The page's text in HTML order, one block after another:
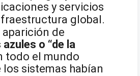
y servicios
global.
de
o “de la
todo el mundo
sistemas habían